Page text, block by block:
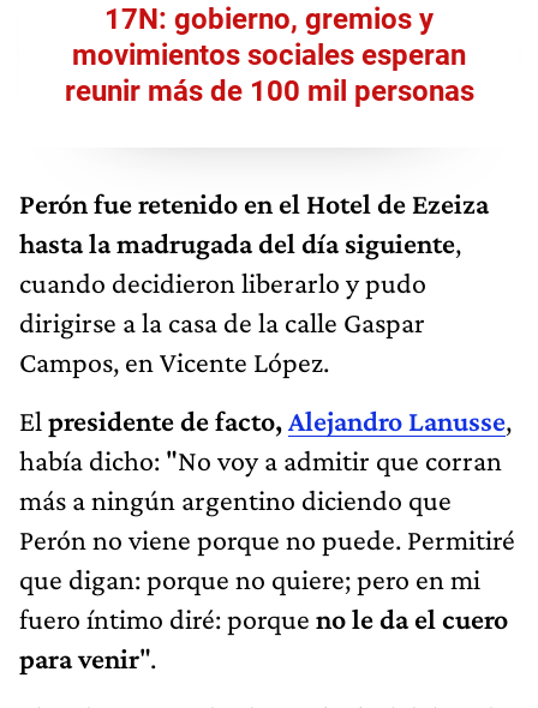
17N: gobierno, gremios y
movimientos sociales esperan
reunir más de 100 mil personas
Perón fue retenido en el Hotel de Ezeiza
hasta la madrugada del día siguiente,
cuando decidieron liberarlo y pudo
dirigirse a la casa de la calle Gaspar
Campos, en Vicente López.
El presidente de facto,Alejandro Lanusse,
había dicho: "No voy a admitir que corran
más a ningún argentino diciendo que
Perón no viene porque no puede. Permitiré
que digan: porque no quiere; pero en mi
fuero íntimo diré: porque no le da el cuero
para venir".